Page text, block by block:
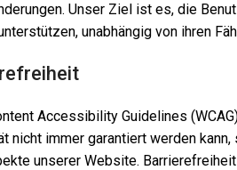
Unser Ziel ist es, die
unabhängig von ihren
Accessibility Guidelines
nicht immer garantiert werden
unserer Website.